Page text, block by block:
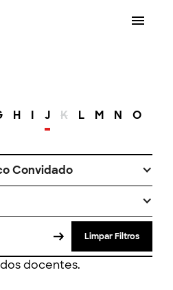
H I J K L M N O
Convidado
Limpar Filtros
docentes.